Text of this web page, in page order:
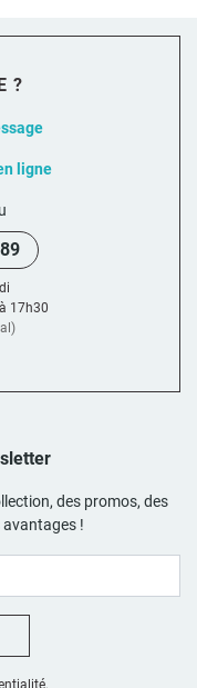
des promos, des
!
?
ligne
17h30